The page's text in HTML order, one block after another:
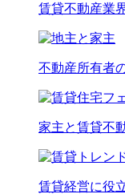
賃貸不動産業
不動産所有者
家主と賃貸不
賃貸経営に役